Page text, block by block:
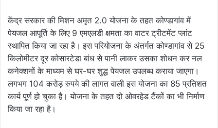
केंद्र सरकार की मिशन अमृत 2.0 योजना के तहत कोण्डागांव में
पेयजल आपूर्ति के लिए 9 एमएलडी क्षमता का वाटर ट्रीटमेंट प्लांट
स्थापित किया जा रहा है। इस परियोजना के अंतर्गत कोण्डागांव से 25
किलोमीटर दूर कोसारटेडा बांध से पानी लाकर उसका शोधन कर नल
कनेक्शनों के माध्यम से घर-घर शुद्ध पेयजल उपलब्ध कराया जाएगा।
लगभग 104 करोड़ रुपये की लागत वाली इस योजना का 85 प्रतिशत
कार्य पूर्ण हो चुका है। योजना के तहत दो ओवरहेड टैंकों का भी निर्माण
किया जा रहा है।